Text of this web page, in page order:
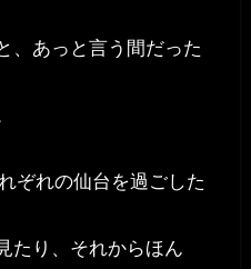
、あっと言う間だった
ぞれの仙台を過ごした
たり、それからほん